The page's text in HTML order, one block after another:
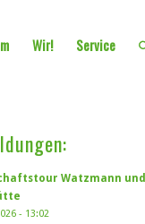
Wir! Service
Watzmann und
- 13:02